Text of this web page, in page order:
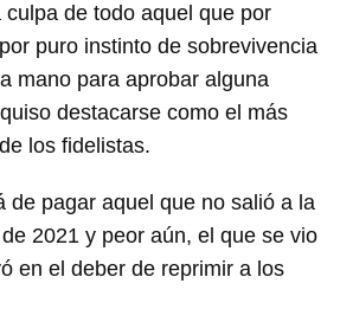
de todo aquel que por
puro instinto de sobrevivencia
mano para aprobar alguna
destacarse como el más
los fidelistas.
de pagar aquel que no salió a la
2021 y peor aún, el que se vio
en el deber de reprimir a los